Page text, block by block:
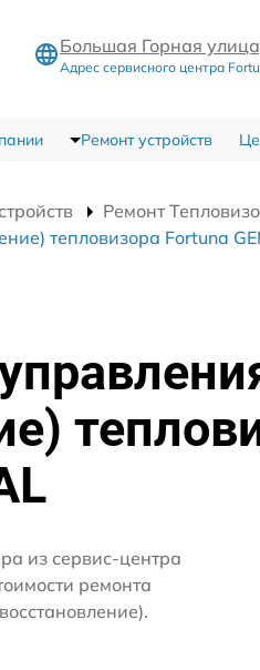
Большая Горная
Адрес сервисного центра
Ремонт устройств
Ремонт
тепловизора Fortuna
из сервис-центра
ремонта